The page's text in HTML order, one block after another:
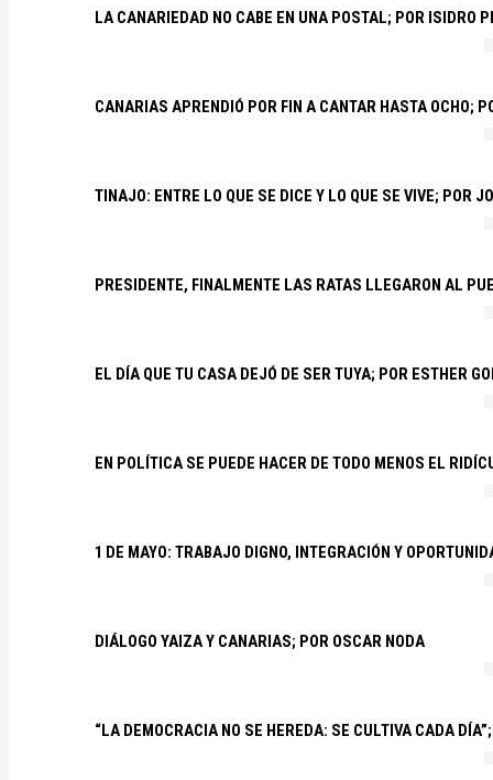
LA CANARIEDAD NO CABE EN UNA POSTAL; POR ISIDRO
CANARIAS APRENDIÓ POR FIN A CANTAR HASTA OCHO;
TINAJO: ENTRE LO QUE SE DICE Y LO QUE SE VIVE; POR
PRESIDENTE, FINALMENTE LAS RATAS LLEGARON AL
EL DÍA QUE TU CASA DEJÓ DE SER TUYA; POR ESTHER
EN POLÍTICA SE PUEDE HACER DE TODO MENOS EL
1 DE MAYO: TRABAJO DIGNO, INTEGRACIÓN Y
DIÁLOGO YAIZA Y CANARIAS; POR OSCAR NODA
“LA DEMOCRACIA NO SE HEREDA: SE CULTIVA CADA